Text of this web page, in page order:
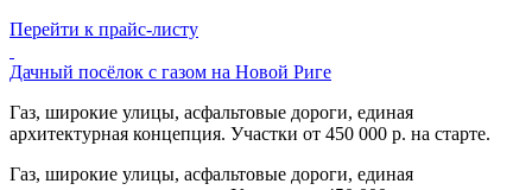
Перейти к прайс-листу
Дачный посёлок с газом на Новой Риге
Газ, широкие улицы, асфальтовые дороги, единая
архитектурная концепция. Участки от 450 000 р. на старте.
Газ, широкие улицы, асфальтовые дороги, единая